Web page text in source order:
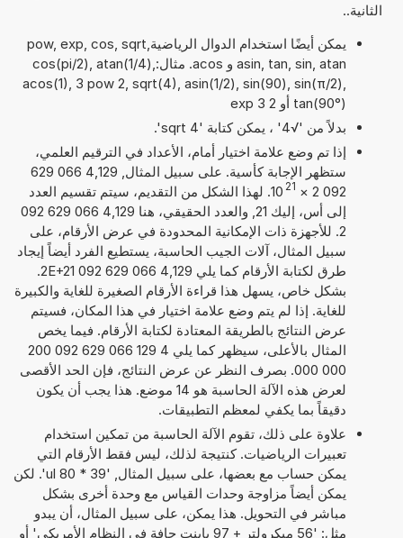
الثانية..
يمكن أيضًا استخدام الدوال الرياضيةpow, exp, cos, sqrt,
asin, tan, sin, atan و acos. مثال:cos(pi/2), atan(1/4),
acos(1), 3 pow 2, sqrt(4), asin(1/2), sin(90), sin(π/2),
tan(90°) أو 2 exp 3
بدلاً من '√4' ، يمكن كتابة 'sqrt 4'.
إذا تم وضع علامة اختيار أمام، الأعداد في الترقيم العلمي،
ستظهر الإجابة كأسية. على سبيل المثال, 4,129 066 629
092 2
×
10 21
. لهذا الشكل من التقديم، سيتم تقسيم العدد
إلى أس، إليك 21, والعدد الحقيقي، هنا 4,129 066 629 092
2. للأجهزة ذات الإمكانية المحدودة في عرض الأرقام، على
سبيل المثال، آلات الجيب الحاسبة، يستطيع الفرد أيضاً إيجاد
طرق لكتابة الأرقام كما يلي 4,129 066 629 092 2E+21.
بشكل خاص، يسهل هذا قراءة الأرقام الصغيرة للغاية والكبيرة
للغاية. إذا لم يتم وضع علامة اختيار في هذا المكان، فسيتم
عرض النتائج بالطريقة المعتادة لكتابة الأرقام. فيما يخص
المثال بالأعلى، سيظهر كما يلي 4 129 066 629 092 200
000 000. بصرف النظر عن عرض النتائج، فإن الحد الأقصى
لعرض هذه الآلة الحاسبة هو 14 موضع. هذا يجب أن يكون
دقيقاً بما يكفي لمعظم التطبيقات.
علاوة على ذلك، تقوم الآلة الحاسبة من تمكين استخدام
تعبيرات الرياضيات. كنتيجة لذلك، ليس فقط الأرقام التي
يمكن حساب مع بعضها، على سبيل المثال, '39 * 80 ul'. لكن
يمكن أيضاً مزاوجة وحدات القياس مع وحدة أخرى بشكل
مباشر في التحويل. هذا يمكن، على سبيل المثال، أن يبدو
مثل: '56 ميكرولتر + 97 باينت جافة في النظام الأمريكي' أو